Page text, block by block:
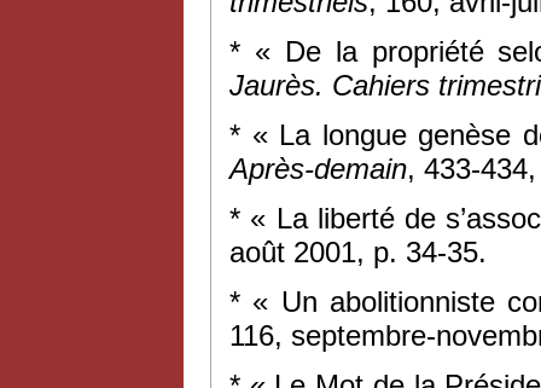
* « De la propriété
Jaurès. Cahiers
* « La longue genèse
Après-demain, 433-
* « La liberté de
août 2001, p. 34-35.
* « Un abolitionniste
116, septembre-